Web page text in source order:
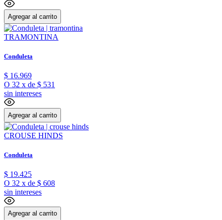
Agregar al carrito
TRAMONTINA
Conduleta
$ 16.969
O 32 x de $ 531
sin intereses
Agregar al carrito
CROUSE HINDS
Conduleta
$ 19.425
O 32 x de $ 608
sin intereses
Agregar al carrito